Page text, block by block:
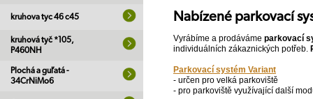
kruhova tyc 46 c45
kruhová tyč *105,
P460NH
Plochá a guľatá -
34CrNiMo6
Nabízené parkovací
Vyrábíme a prodáváme parkovací
individuálních zákaznických potřeb.
Parkovací systém Variant
- určen pro velká parkoviště
- pro parkoviště využívající další